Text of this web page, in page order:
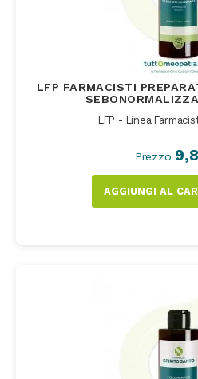
LFP FARMACISTI
LFP - Linea
Prezzo
AGGIUNGI AL